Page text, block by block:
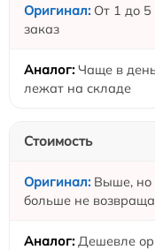
От 1 до 5
заказ
Чаще в
лежат на складе
Стоимость
Выше, но
больше не
Дешевле